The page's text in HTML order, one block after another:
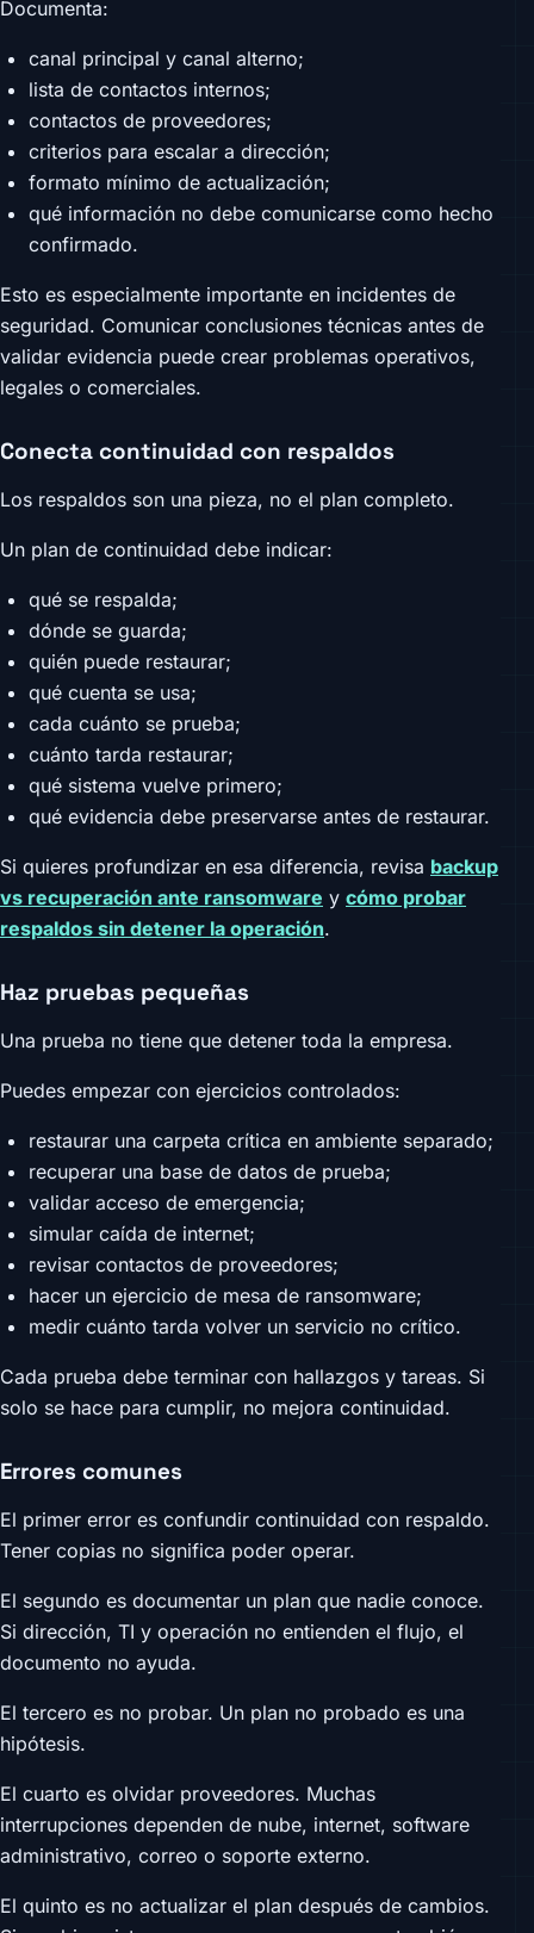
Documenta:
canal principal y canal alterno;
lista de contactos internos;
contactos de proveedores;
criterios para escalar a dirección;
formato mínimo de actualización;
qué información no debe comunicarse como hecho
confirmado.
Esto es especialmente importante en incidentes de
seguridad. Comunicar conclusiones técnicas antes de
validar evidencia puede crear problemas operativos,
legales o comerciales.
Conecta continuidad con respaldos
Los respaldos son una pieza, no el plan completo.
Un plan de continuidad debe indicar:
qué se respalda;
dónde se guarda;
quién puede restaurar;
qué cuenta se usa;
cada cuánto se prueba;
cuánto tarda restaurar;
qué sistema vuelve primero;
qué evidencia debe preservarse antes de restaurar.
Si quieres profundizar en esa diferencia, revisa backup
vs recuperación ante ransomware y cómo probar
respaldos sin detener la operación.
Haz pruebas pequeñas
Una prueba no tiene que detener toda la empresa.
Puedes empezar con ejercicios controlados:
restaurar una carpeta crítica en ambiente separado;
recuperar una base de datos de prueba;
validar acceso de emergencia;
simular caída de internet;
revisar contactos de proveedores;
hacer un ejercicio de mesa de ransomware;
medir cuánto tarda volver un servicio no crítico.
Cada prueba debe terminar con hallazgos y tareas. Si
solo se hace para cumplir, no mejora continuidad.
Errores comunes
El primer error es confundir continuidad con respaldo.
Tener copias no significa poder operar.
El segundo es documentar un plan que nadie conoce.
Si dirección, TI y operación no entienden el flujo, el
documento no ayuda.
El tercero es no probar. Un plan no probado es una
hipótesis.
El cuarto es olvidar proveedores. Muchas
interrupciones dependen de nube, internet, software
administrativo, correo o soporte externo.
El quinto es no actualizar el plan después de cambios.